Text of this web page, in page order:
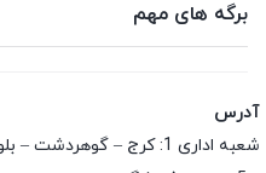
برگه های مهم
آدرس